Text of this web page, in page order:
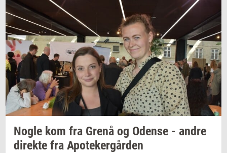
Nogle kom fra Grenå og Oden­se - andre
di­rek­te fra Apo­te­ker­går­den